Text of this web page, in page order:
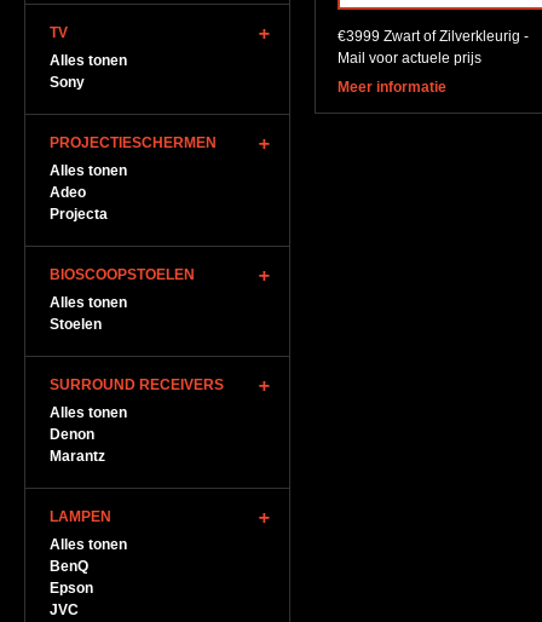
TV
Alles tonen
Sony
PROJECTIESCHERMEN
Alles tonen
Adeo
Projecta
BIOSCOOPSTOELEN
Alles tonen
Stoelen
SURROUND RECEIVERS
Alles tonen
Denon
Marantz
LAMPEN
Alles tonen
BenQ
Epson
JVC
€3999 Zwart of Zilverkleurig -
Mail voor actuele prijs
Meer informatie